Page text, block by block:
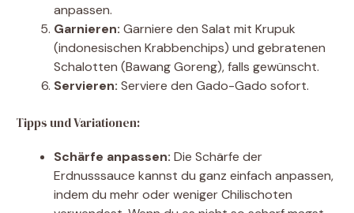
anpassen.
Garnieren: Garniere den Salat mit Krupuk
(indonesischen Krabbenchips) und gebratenen
Schalotten (Bawang Goreng), falls gewünscht.
Servieren: Serviere den Gado-Gado sofort.
Tipps und Variationen:
Schärfe anpassen: Die Schärfe der
Erdnusssauce kannst du ganz einfach anpassen,
indem du mehr oder weniger Chilischoten